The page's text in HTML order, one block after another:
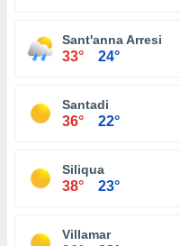
Sant'anna Arresi
33° 24°
Santadi
36° 22°
Siliqua
38° 23°
Villamar